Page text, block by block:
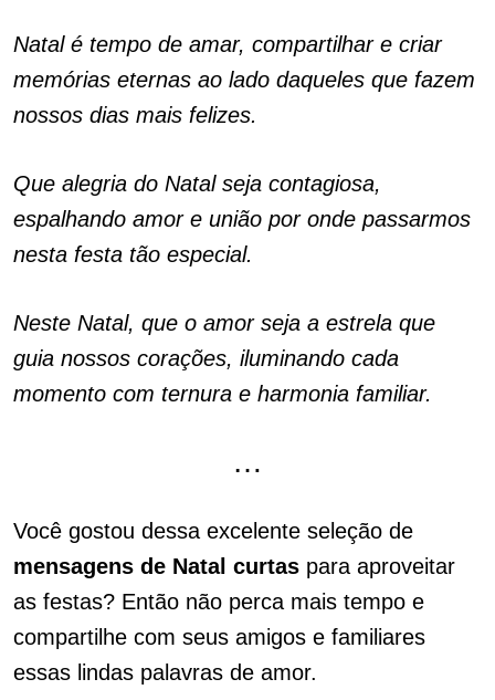
Natal é tempo de amar, compartilhar e criar
memórias eternas ao lado daqueles que fazem
nossos dias mais felizes.
Que alegria do Natal seja contagiosa,
espalhando amor e união por onde passarmos
nesta festa tão especial.
Neste Natal, que o amor seja a estrela que
guia nossos corações, iluminando cada
momento com ternura e harmonia familiar.
…
Você gostou dessa excelente seleção de
mensagens de Natal curtas para aproveitar
as festas? Então não perca mais tempo e
compartilhe com seus amigos e familiares
essas lindas palavras de amor.